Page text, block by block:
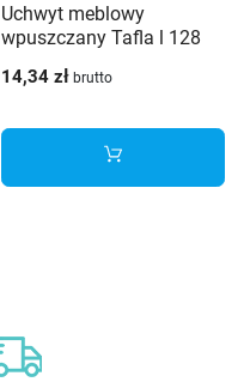
Uchwyt meblowy
wpuszczany Tafla l 128
14,34 zł brutto